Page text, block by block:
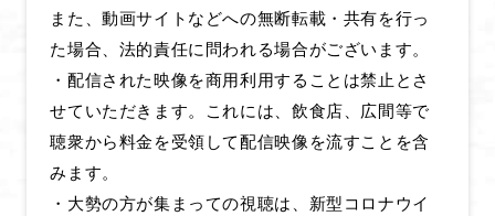
また、動画サイトなどへの無断転載・共有を行っ
た場合、法的責任に問われる場合がございます。
・配信された映像を商用利用することは禁止とさ
せていただきます。これには、飲食店、広間等で
聴衆から料金を受領して配信映像を流すことを含
みます。
・大勢の方が集まっての視聴は、新型コロナウイ